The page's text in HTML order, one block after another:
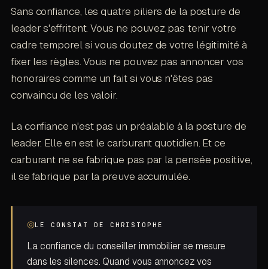
Sans confiance, les quatre piliers de la posture de
leader s'effritent. Vous ne pouvez pas tenir votre
cadre temporel si vous doutez de votre légitimité à
fixer les règles. Vous ne pouvez pas annoncer vos
honoraires comme un fait si vous n'êtes pas
convaincu de les valoir.
La confiance n'est pas un préalable à la posture de
leader. Elle en est le carburant quotidien. Et ce
carburant ne se fabrique pas par la pensée positive,
il se fabrique par la preuve accumulée.
◎LE CONSTAT DE CHRISTOPHE
La confiance du conseiller immobilier se mesure
dans les silences. Quand vous annoncez vos